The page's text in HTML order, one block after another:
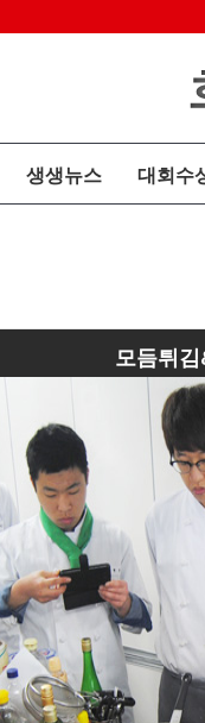
생생뉴스 대회수
모듬튀